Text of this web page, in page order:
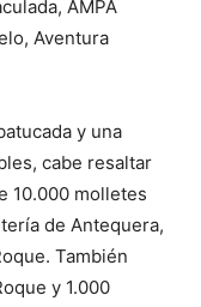
AMPA
Aventura
y una
cabe resaltar
10.000 molletes
de Antequera,
También
y 1.000